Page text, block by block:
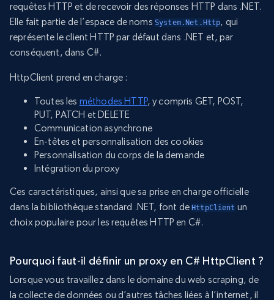
requêtes HTTP et de recevoir des réponses HTTP dans .NET.
Elle fait partie de l’espace de noms System.Net.Http, qui
représente le client HTTP par défaut dans .NET et, par
conséquent, dans C#.
HttpClient prend en charge :
Toutes les méthodes HTTP, y compris GET, POST,
PUT, PATCH et DELETE
Communication asynchrone
En-têtes et personnalisation des cookies
Personnalisation du corps de la demande
Intégration du proxy
Ces caractéristiques, ainsi que sa prise en charge officielle
dans la bibliothèque standard .NET, font deHttpClient un
choix populaire pour les requêtes HTTP en C#.
Pourquoi faut-il définir un proxy en C# HttpClient ?
Lorsque vous travaillez dans le domaine du web scraping, de
la collecte de données ou d’autres tâches liées à l’internet, il